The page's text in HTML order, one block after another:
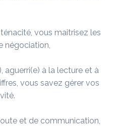
vous maitrisez les
négociation,
aguerri(e) à la lecture et à
vous savez gérer vos
et de communication,